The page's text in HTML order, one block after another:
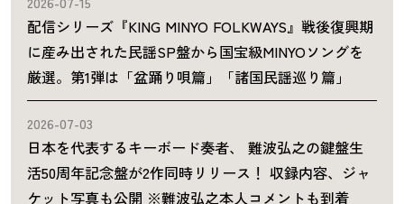
配信シリーズ『KING MINYO FOLKWAYS』戦後復興期
に産み出された民謡SP盤から国宝級MINYOソングを
厳選。第1弾は「盆踊り唄篇」「諸国民謡巡り篇」
2026-07-03
日本を代表するキーボード奏者、 難波弘之の鍵盤生
活50周年記念盤が2作同時リリース！ 収録内容、ジャ
ケット写真も公開 ※難波弘之本人コメントも到着